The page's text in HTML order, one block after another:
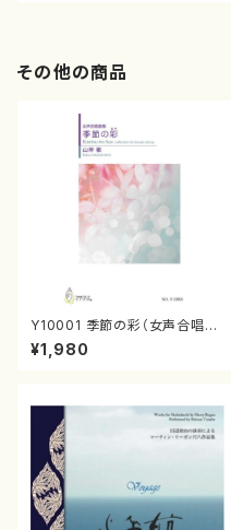
その他の商品
Y10001 季節の彩（女声合唱、
ピアノ/山岸徹/楽譜）
¥1,980